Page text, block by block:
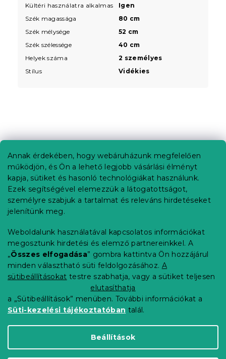
Annak érdekében, hogy webáruházunk megfelelően
működjön, és Ön a lehető legjobb vásárlási élményt
kapja, sütiket és hasonló technológiákat használunk.
Ezek segítségével elemezzük a látogatottságot,
személyre szabjuk a tartalmat és releváns hirdetéseket
jelenítünk meg.
Weboldalunk használatával kapcsolatos információkat
megosztunk hirdetési és elemző partnereinkkel. A
„Összes elfogadása” gombra kattintva Ön hozzájárul
minden választható süti feldolgozásához. A
sütibeállításokat testre szabhatja, vagy a sütiket teljesen
elutasíthatja
a „Sütibeállítások” menüben. További információkat a
Süti-kezelési tájékoztatóban talál.
Beállítások
Kültéri használatra alkalmas
Igen
Szék magassága
80 cm
Szék mélysége
52 cm
Szék szélessége
40 cm
Helyek száma
2 személyes
Stílus
Vidékies
á
Információ az Ön számára
Rendelés követése
Szállítási lehetőségek
Fizetési lehetőségek
Reklamáció és áruvisszaküldés
Elérhetőség
Általános szerződési feltételek
Adatvédelmi nyilatkozat
Blog
Partnereinknek